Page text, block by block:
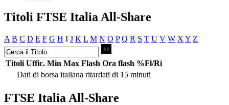
Titoli FTSE Italia All-Share
A B C D E F G H I J K L M N O P Q R S T U V W X Y Z
Titoli Uffic. Min Max Flash Ora flash %Fl/Ri
Dati di borsa italiana ritardati di 15 minuti
FTSE Italia All-Share